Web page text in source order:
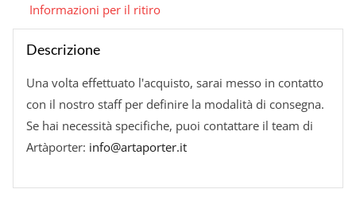
Informazioni per il ritiro
Descrizione
Una volta effettuato l'acquisto, sarai messo in contatto
con il nostro staff per definire la modalità di consegna.
Se hai necessità specifiche, puoi contattare il team di
Artàporter: info@artaporter.it